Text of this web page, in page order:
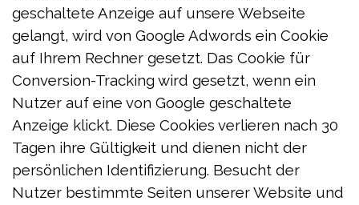
geschaltete Anzeige auf unsere Webseite
gelangt, wird von Google Adwords ein Cookie
auf Ihrem Rechner gesetzt. Das Cookie für
Conversion-Tracking wird gesetzt, wenn ein
Nutzer auf eine von Google geschaltete
Anzeige klickt. Diese Cookies verlieren nach 30
Tagen ihre Gültigkeit und dienen nicht der
persönlichen Identifizierung. Besucht der
Nutzer bestimmte Seiten unserer Website und